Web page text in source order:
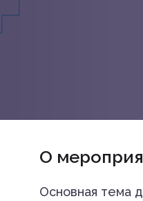
О
Основная тема